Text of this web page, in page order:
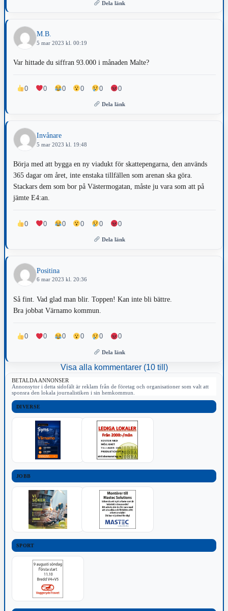
Dela länk
M.B.
5 mar 2023 kl. 00:19
Var hittade du siffran 93.000 i månaden Malte?
0 0 0 0 0 0
Dela länk
Invånare
5 mar 2023 kl. 19:48
Börja med att bygga en ny viadukt för skattepengarna, den används
365 dagar om året, inte enstaka tillfällen som arenan ska göra.
Stackars dem som bor på Västermogatan, måste ju vara som att på
jämte E4:an.
0 0 0 0 0 0
Dela länk
Positina
6 mar 2023 kl. 20:36
Så fint. Vad glad man blir. Toppen! Kan inte bli bättre.
Bra jobbat Värnamo kommun.
0 0 0 0 0 0
Dela länk
Visa alla kommentarer (10 till)
BETALDA ANNONSER
Annonsytor i detta sidofält är reklam från de företag och organisationer som valt att
sponsra den lokala journalistiken i sin hemkommun.
DIVERSE
JOBB
SPORT